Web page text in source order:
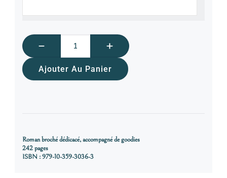
Ajouter Au Panier
Roman broché dédicacé, accompagné de goodies
242 pages
ISBN : 979-10-359-3036-3